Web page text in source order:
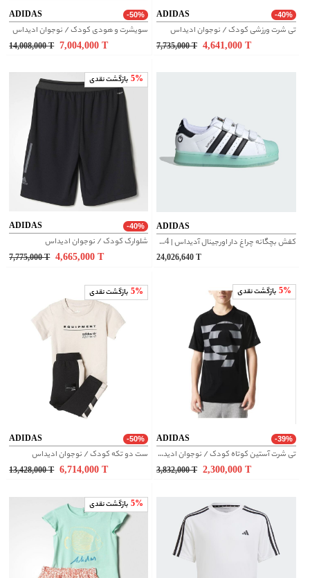
ADIDAS -50%
سویشرت و هودی کودک / نوجوان ادیداس
14,008,000 T 7,004,000
ADIDAS -40%
تی شرت ورزشی کودک / نوجوان ادیداس
7,735,000 T 4,641,000
5% بازگشت نقدی
ADIDAS -40%
شلوارک کودک / نوجوان ادیداس
7,775,000 T 4,665,000
ADIDAS
کفش بچگانه چراغ دار اورجینال آدیداس | IG7004
24,026,640
5% بازگشت نقدی
ADIDAS -50%
ست دو تکه کودک / نوجوان ادیداس
13,428,000 T 6,714,000
5% بازگشت نقدی
ADIDAS -39%
تی شرت آستین کوتاه کودک / نوجوان ادیداس
3,832,000 T 2,300,000
5% بازگشت نقدی